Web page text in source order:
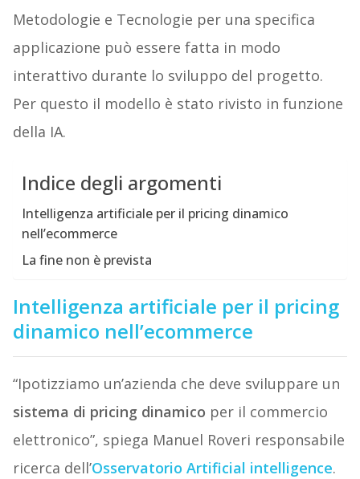
Metodologie e Tecnologie per una specifica
applicazione può essere fatta in modo
interattivo durante lo sviluppo del progetto.
Per questo il modello è stato rivisto in funzione
della IA.
Indice degli argomenti
Intelligenza artificiale per il pricing dinamico
nell’ecommerce
La fine non è prevista
Intelligenza artificiale per il pricing
dinamico nell’ecommerce
“Ipotizziamo un’azienda che deve sviluppare un
sistema di pricing dinamico per il commercio
elettronico”, spiega Manuel Roveri responsabile
ricerca dell’Osservatorio Artificial intelligence.